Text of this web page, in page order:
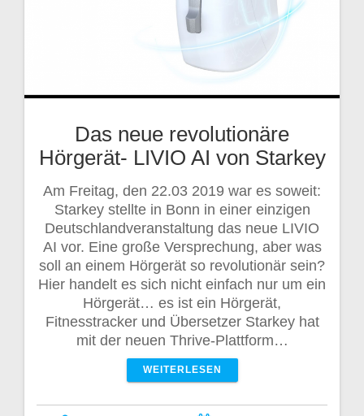
Das neue revolutionäre
Hörgerät- LIVIO AI von Starkey
Am Freitag, den 22.03 2019 war es soweit:
Starkey stellte in Bonn in einer einzigen
Deutschlandveranstaltung das neue LIVIO
AI vor. Eine große Versprechung, aber was
soll an einem Hörgerät so revolutionär sein?
Hier handelt es sich nicht einfach nur um ein
Hörgerät… es ist ein Hörgerät,
Fitnesstracker und Übersetzer Starkey hat
mit der neuen Thrive-Plattform…
WEITERLESEN